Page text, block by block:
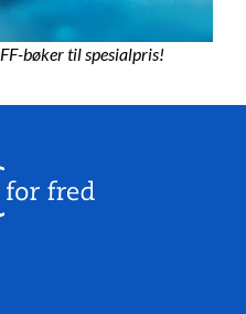
bøker til spesialpris!